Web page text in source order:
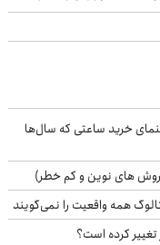
خرید ساعتی که سال‌ها
های نوین و کم خطر)
همه واقعیت را نمی‌گویند